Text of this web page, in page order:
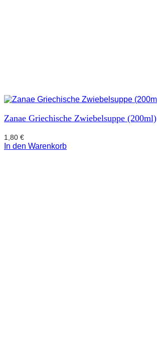
Zanae Griechische Zwiebelsuppe (200ml)
1,80 €
In den Warenkorb